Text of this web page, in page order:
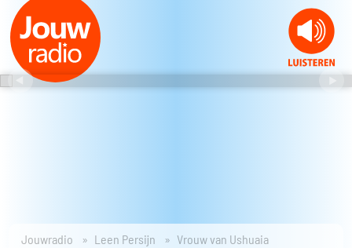
Jouwradio Leen Persijn Vrouw van Ushuaia